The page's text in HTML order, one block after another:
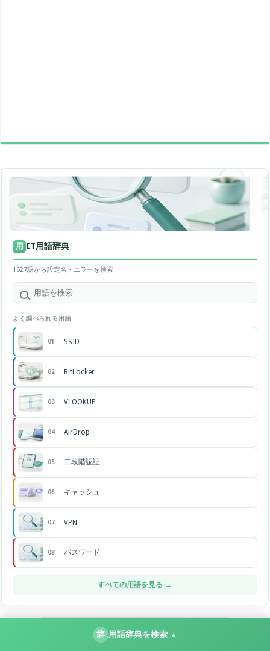
用 IT用語辞典
1627語から設定名・エラーを検索
よく調べられる用語
01 SSID
02 BitLocker
03 VLOOKUP
04 AirDrop
05 二段階認証
06 キャッシュ
07 VPN
08 パスワード
すべての用語を見る →
辞 用語辞典を検索 ▲